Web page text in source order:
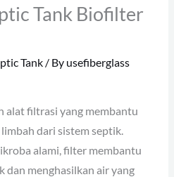
Tank Biofilter
Tank/ By usefiberglass
alat filtrasi yang membantu
dari sistem septik.
alami, filter membantu
dan menghasilkan air yang